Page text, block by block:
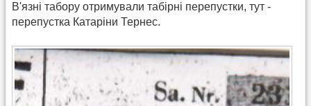
В'язні табору отримували табірні перепустки, тут -
перепустка Катаріни Тернес.